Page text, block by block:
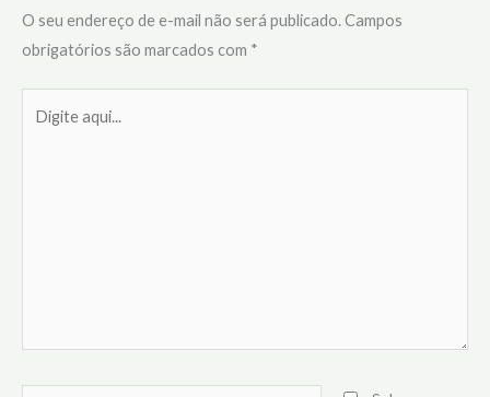
O seu endereço de e-mail não será publicado.Campos
obrigatórios são marcados com *
aqui...